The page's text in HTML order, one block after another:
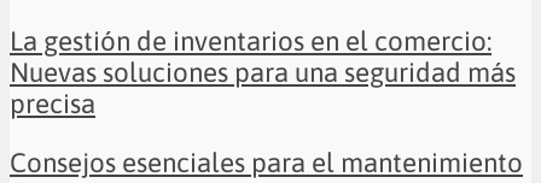
La gestión de inventarios en el comercio:
Nuevas soluciones para una seguridad más
precisa
Consejos esenciales para el mantenimiento